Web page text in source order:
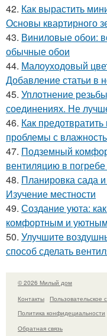
42. Как вырастить
Основы квартирного
43. Виниловые обои:
обычные обои
44. Малоуходовый
Добавление статьи в
45. Уплотнение
соединениях. Не
46. Как
проблемы с
47. Подземный
вентиляцию в
48. Планировка сада
Изучение местности
49. Создание уюта:
комфортным и уютным
50. Улучшите
способ сделать
© 2026 Милый дом
Контакты
Пользовательское
Политика конфидециальности
Обратная связь